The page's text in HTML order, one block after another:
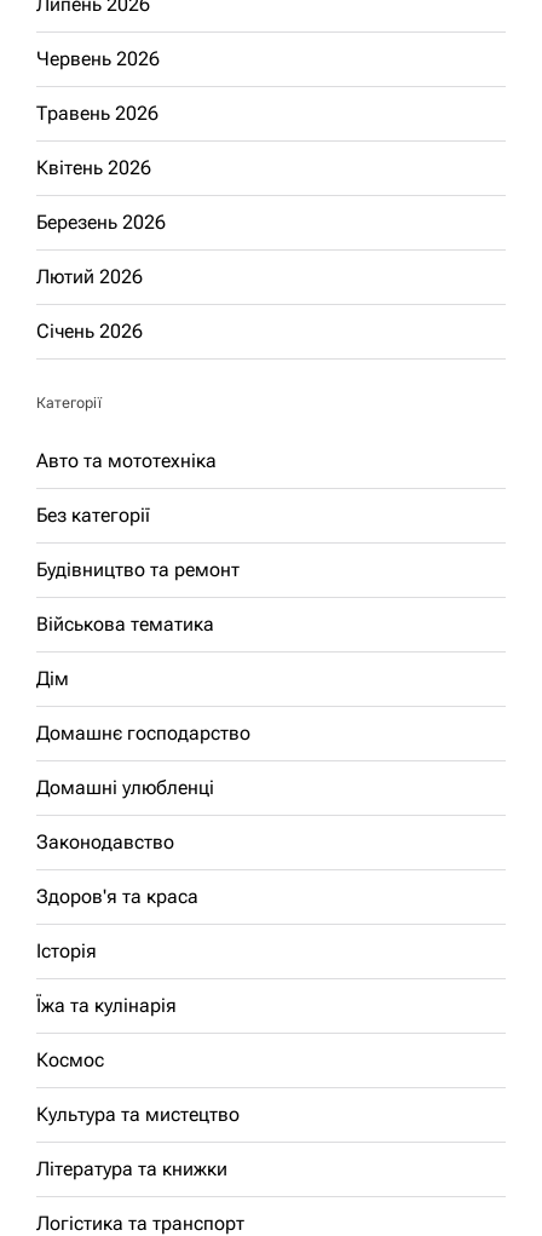
Червень 2026
Травень 2026
Квітень 2026
Березень 2026
Лютий 2026
Січень 2026
Категорії
Авто та мототехніка
Без категорії
Будівництво та ремонт
Військова тематика
Дім
Домашнє господарство
Домашні улюбленці
Законодавство
Здоров'я та краса
Історія
Їжа та кулінарія
Космос
Культура та мистецтво
Література та книжки
Логістика та транспорт